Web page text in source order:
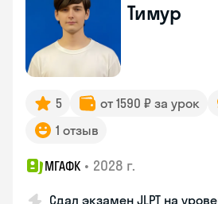
Тимур
5 от 1590 ₽ за урок
1 отзыв
МГАФК • 2028 г.
Сдал экзамен JLPT на